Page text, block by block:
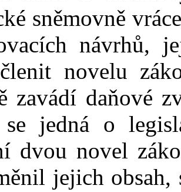
sněmovně
návrhů,
novelu
zavádí daňové
se jedná o
dvou novel
jejich